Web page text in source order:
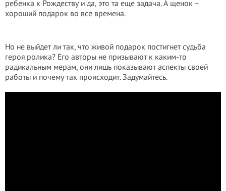
ребенка к Рождеству и да, это та еще задача. А щенок –
хороший подарок во все времена.
Но не выйдет ли так, что живой подарок постигнет судьба
героя ролика? Его авторы не призывают к каким-то
радикальным мерам, они лишь показывают аспекты своей
работы и почему так происходит. Задумайтесь.